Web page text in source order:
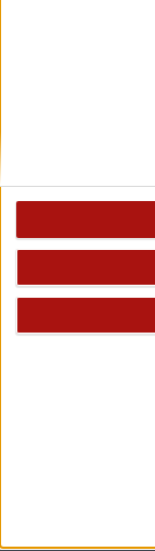
Rólunk
Openhouse cégcsoport